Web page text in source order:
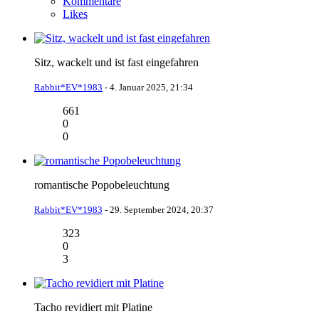
Likes
Sitz, wackelt und ist fast eingefahren
Rabbit*EV*1983 - 4. Januar 2025, 21:34
661
0
0
romantische Popobeleuchtung
Rabbit*EV*1983 - 29. September 2024, 20:37
323
0
3
Tacho revidiert mit Platine